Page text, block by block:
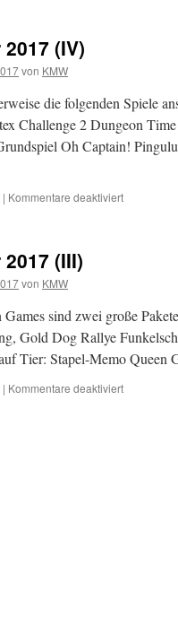
(IV)
von KMW
die folgenden Spiele
Challenge 2 Dungeon
Oh Captain!
| Kommentare deaktiviertfür
(III)
von KMW
sind zwei große
Gold Dog Rallye
Tier: Stapel-Memo Queen
| Kommentare deaktiviertfür